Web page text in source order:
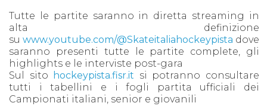
Tutte le partite saranno in diretta streaming in
alta definizione
su www.youtube.com/@Skateitaliahockeypista dove
saranno presenti tutte le partite complete, gli
highlights e le interviste post-gara
Sul sito
hockeypista.fisr.it si potranno consultare
tutti i tabellini e i fogli partita ufficiali dei
Campionati italiani, senior e giovanili